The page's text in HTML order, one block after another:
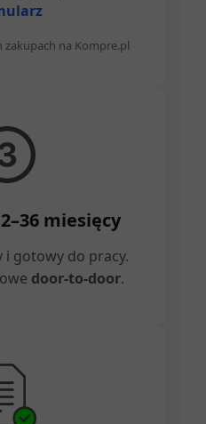
zakupach na Kompre.pl
miesięcy
i gotowy do pracy.
door-to-door.